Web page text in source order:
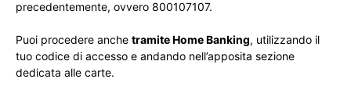
precedentemente, ovvero 800107107.
Puoi procedere anche tramite Home Banking, utilizzando il
tuo codice di accesso e andando nell’apposita sezione
dedicata alle carte.